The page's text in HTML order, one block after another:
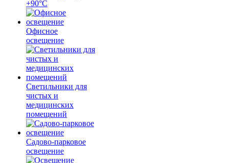
+90°С
Офисное
освещение
Светильники для
чистых и
медицинских
помещений
Садово-парковое
освещение